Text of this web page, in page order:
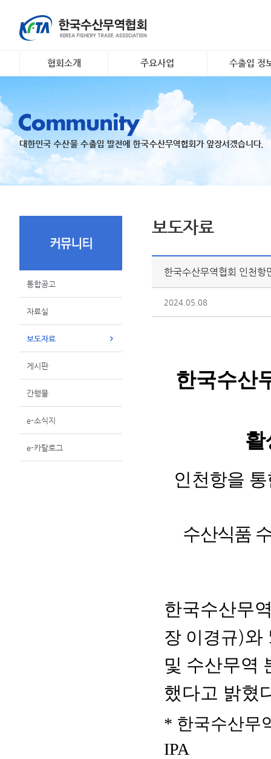
협회소개
조직도
회원명부
유관기관·사업
주요사업
대일 김 수출 촉진 사업
리스크안전망 구축
수출기업 맞춤형 해외시
장조사
K- 씨푸드 인바운드 마케
지원
수출입 정
무역관련 정
통합공고
자료실
보도자료
게시판
간행물
e-소식지
e-카탈로그
보도자료
한국수산무역협회 인천항
2024.05.08
한국수산
활
인천항을
수산식품
한국수산무
장 이경규)와
및 수산무역
했다고 밝혔
* 한국수산무
IPA